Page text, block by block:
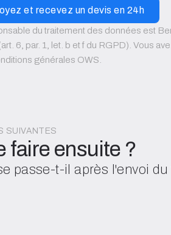
et recevez un devis en 24h
du traitement des données est
6, par. 1, let. b et f du RGPD). Vous
générales OWS.
SUIVANTES
faire ensuite ?
passe-t-il après l'envoi